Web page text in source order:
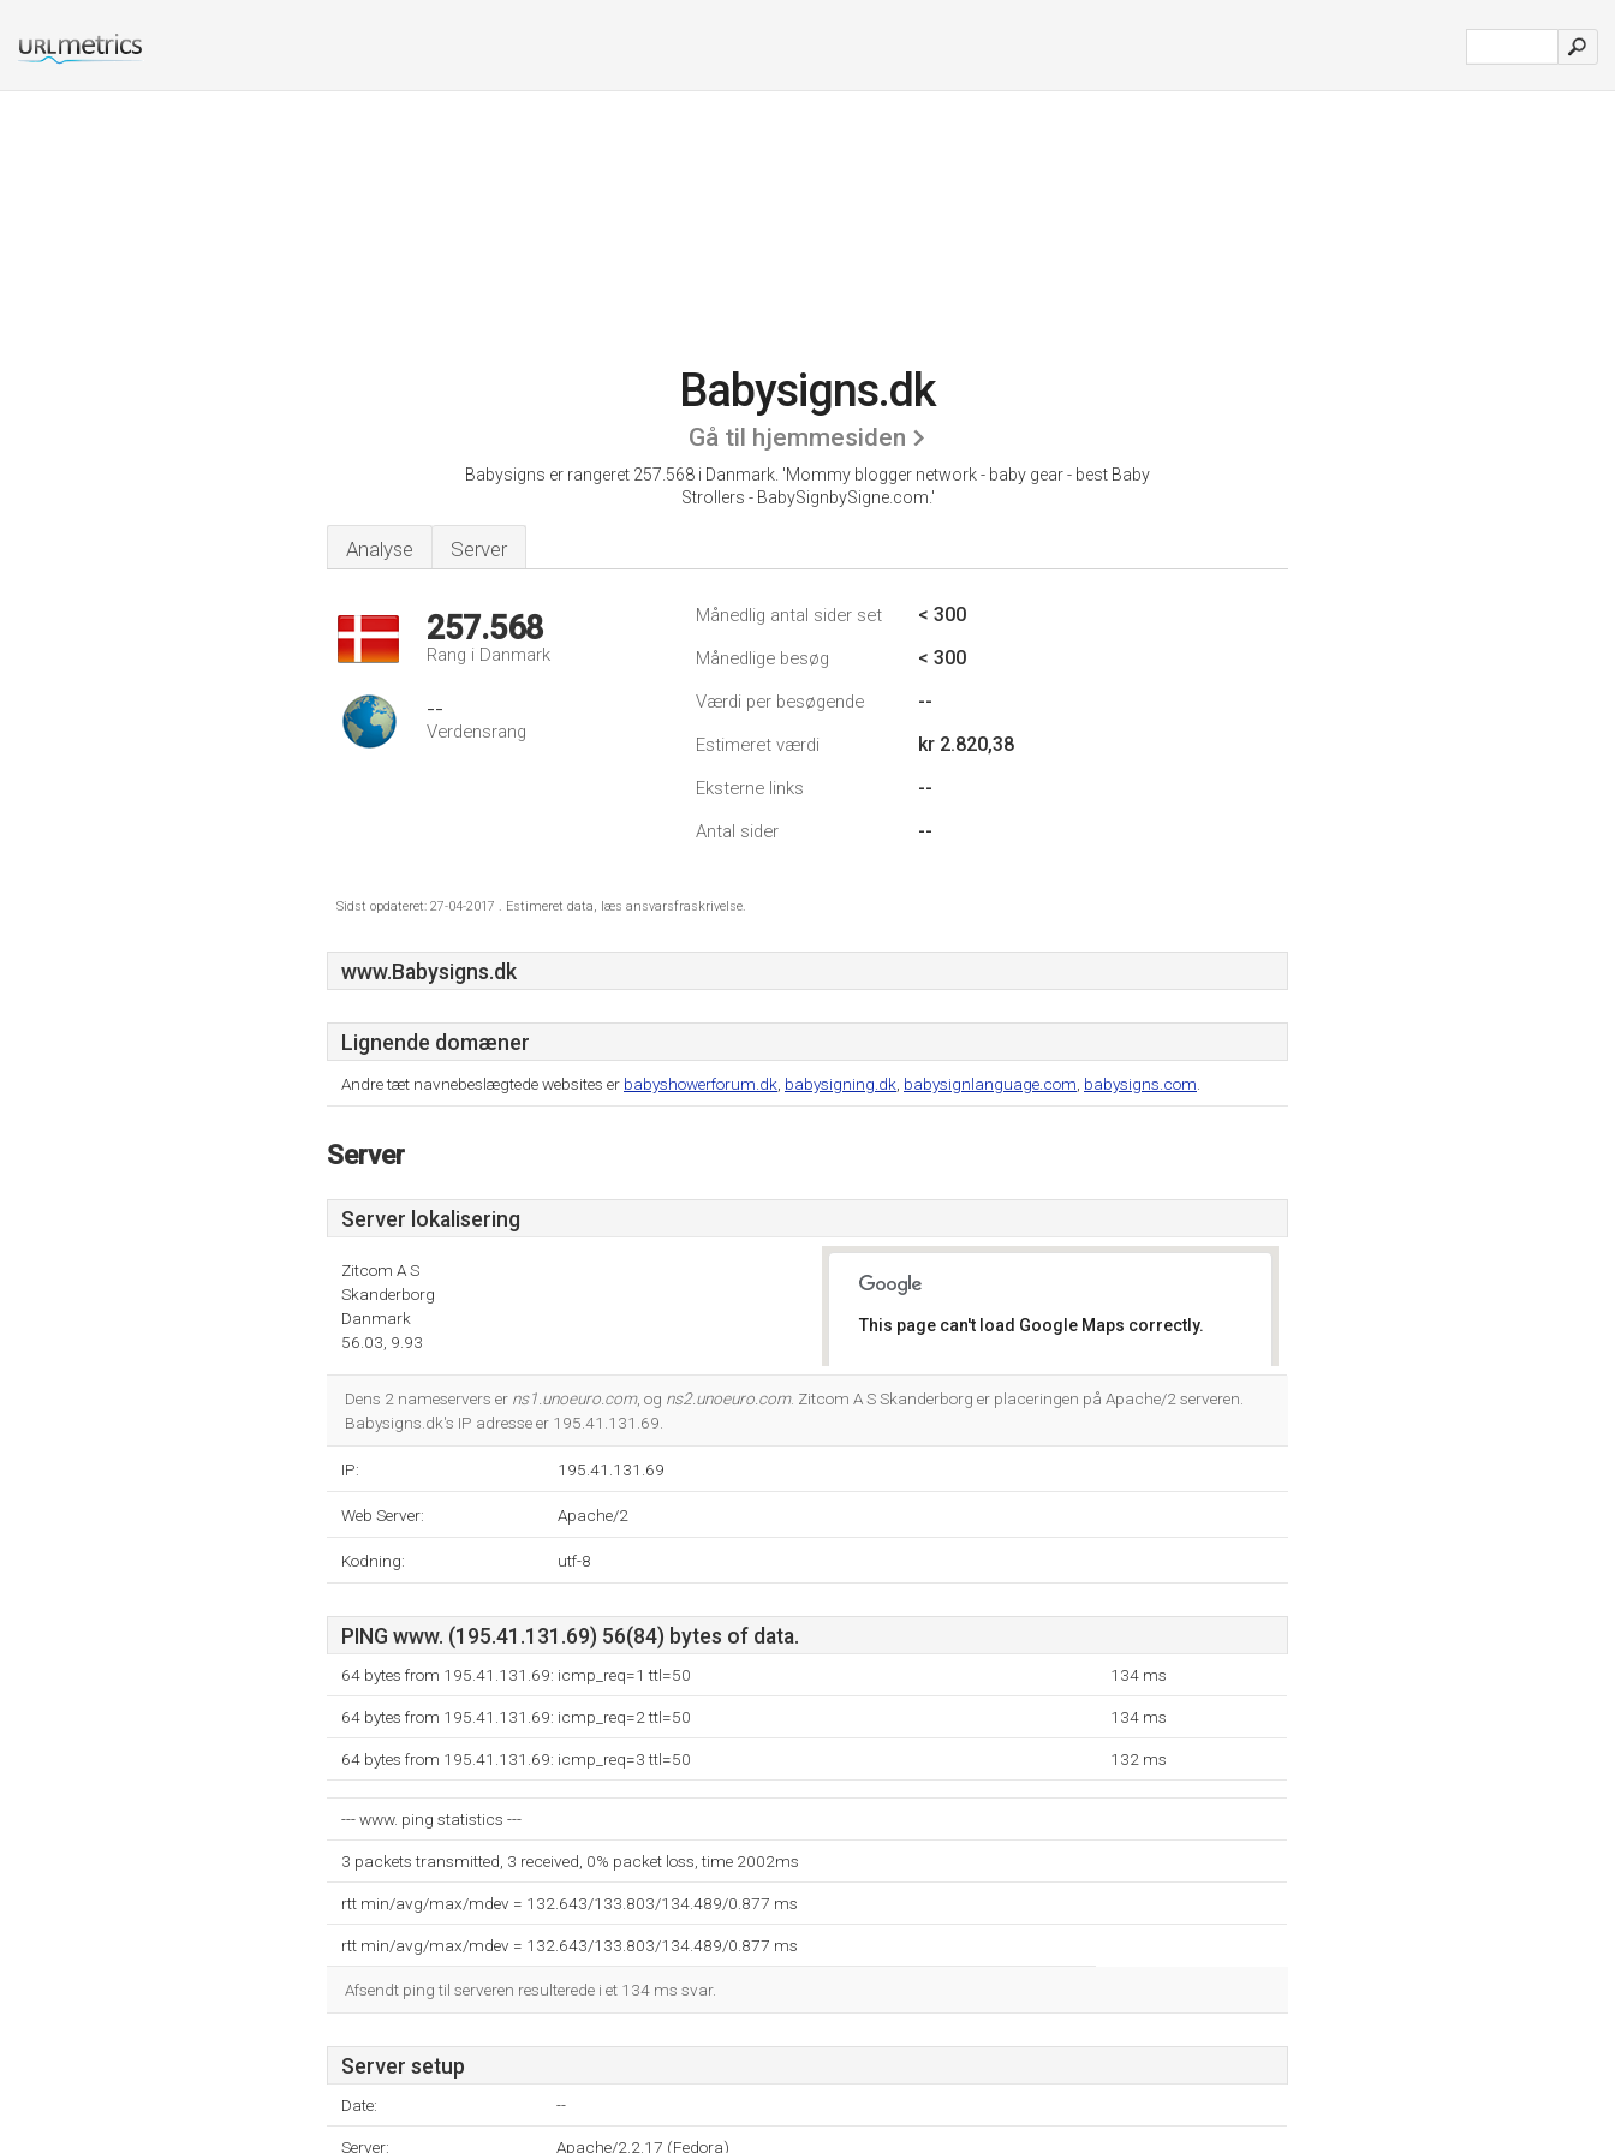
Babysigns.dk
Gå til hjemmesiden
Babysigns er rangeret 257.568 i Danmark. 'Mommy blogger network - baby gear - best Baby
Strollers - BabySignbySigne.com.'
Analyse Server
257.568
Rang i Danmark
--
Verdensrang
Månedlig antal sider set < 300
Månedlige besøg < 300
Værdi per besøgende --
Estimeret værdi kr 2.820,38
Eksterne links --
Antal sider --
Sidst opdateret: 27-04-2017 . Estimeret data, læs ansvarsfraskrivelse.
www.Babysigns.dk
Lignende domæner
Andre tæt navnebeslægtede websites er babyshowerforum.dk babysigning.dk babysignlanguage.com babysigns.com
Server
Server lokalisering
Zitcom A S
Skanderborg
Danmark
56.03, 9.93
This page can't load Google Maps correctly.
Dens 2 nameservers er ns1.unoeuro.com, og ns2.unoeuro.com. Zitcom A S Skanderborg er placeringen på Apache/2 serveren.
Babysigns.dk's IP adresse er 195.41.131.69.
IP: 195.41.131.69
Web Server: Apache/2
Kodning: utf-8
PING www. (195.41.131.69) 56(84) bytes of data.
64 bytes from 195.41.131.69: icmp_req=1 ttl=50 134 ms
64 bytes from 195.41.131.69: icmp_req=2 ttl=50 134 ms
64 bytes from 195.41.131.69: icmp_req=3 ttl=50 132 ms
--- www. ping statistics ---
3 packets transmitted, 3 received, 0% packet loss, time 2002ms
rtt min/avg/max/mdev = 132.643/133.803/134.489/0.877 ms
rtt min/avg/max/mdev = 132.643/133.803/134.489/0.877 ms
Afsendt ping til serveren resulterede i et 134 ms svar.
Server setup
Date: --
Server: Apache/2.2.17 (Fedora)